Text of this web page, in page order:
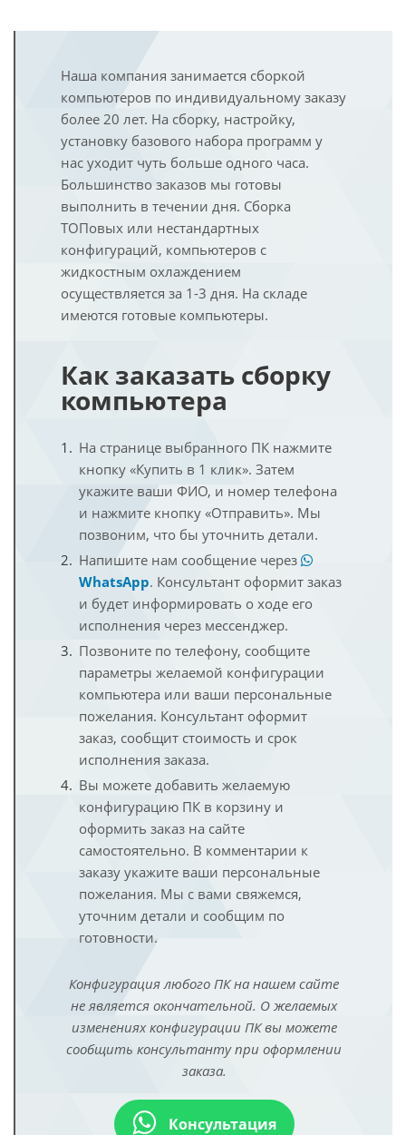
Наша компания занимается сборкой
компьютеров по индивидуальному заказу
более 20 лет. На сборку, настройку,
установку базового набора программ у
нас уходит чуть больше одного часа.
Большинство заказов мы готовы
выполнить в течении дня. Сборка
ТОПовых или нестандартных
конфигураций, компьютеров с
жидкостным охлаждением
осуществляется за 1-3 дня. На складе
имеются готовые компьютеры.
Как заказать сборку
компьютера
На странице выбранного ПК нажмите
кнопку «Купить в 1 клик». Затем
укажите ваши ФИО, и номер телефона
и нажмите кнопку «Отправить». Мы
позвоним, что бы уточнить детали.
Напишите нам сообщение через
WhatsApp. Консультант оформит заказ
и будет информировать о ходе его
исполнения через мессенджер.
Позвоните по телефону, сообщите
параметры желаемой конфигурации
компьютера или ваши персональные
пожелания. Консультант оформит
заказ, сообщит стоимость и срок
исполнения заказа.
Вы можете добавить желаемую
конфигурацию ПК в корзину и
оформить заказ на сайте
самостоятельно. В комментарии к
заказу укажите ваши персональные
пожелания. Мы с вами свяжемся,
уточним детали и сообщим по
готовности.
Конфигурация любого ПК на нашем сайте
не является окончательной. О желаемых
изменениях конфигурации ПК вы можете
сообщить консультанту при оформлении
заказа.
Консультация